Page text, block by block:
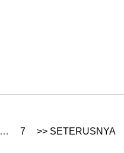
… 7 >> SETERUSNYA